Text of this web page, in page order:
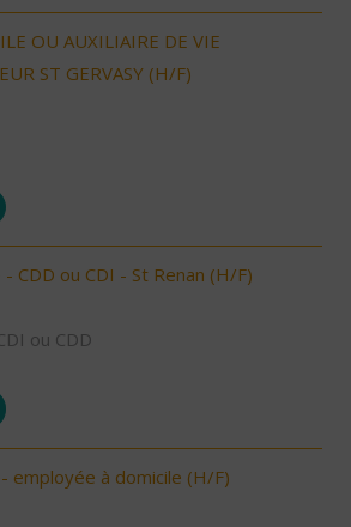
OU AUXILIAIRE DE VIE
ST GERVASY (H/F)
CDD ou CDI - St Renan (H/F)
ou CDD
employée à domicile (H/F)